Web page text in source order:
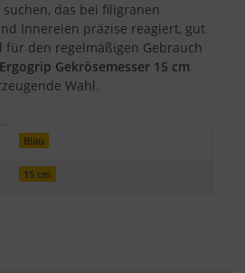
das bei filigranen
Innereien präzise reagiert, gut
den regelmäßigen Gebrauch
Ergogrip Gekrösemesser 15 cm
Wahl.
Blau
15 cm
zur Identifikation aktiv abfragen